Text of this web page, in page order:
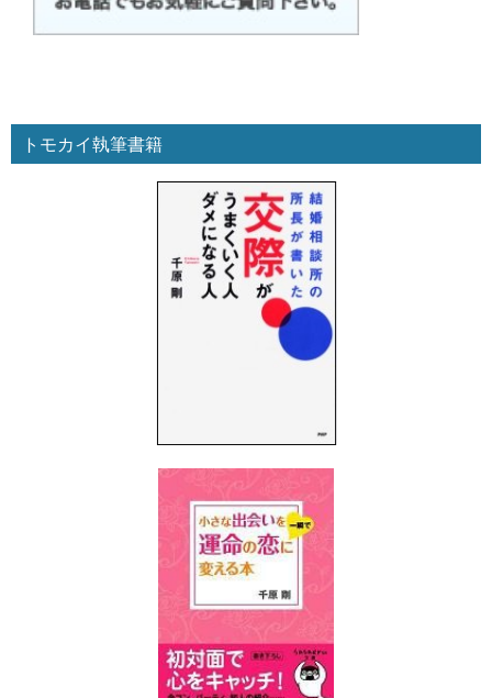
トモカイ執筆書籍